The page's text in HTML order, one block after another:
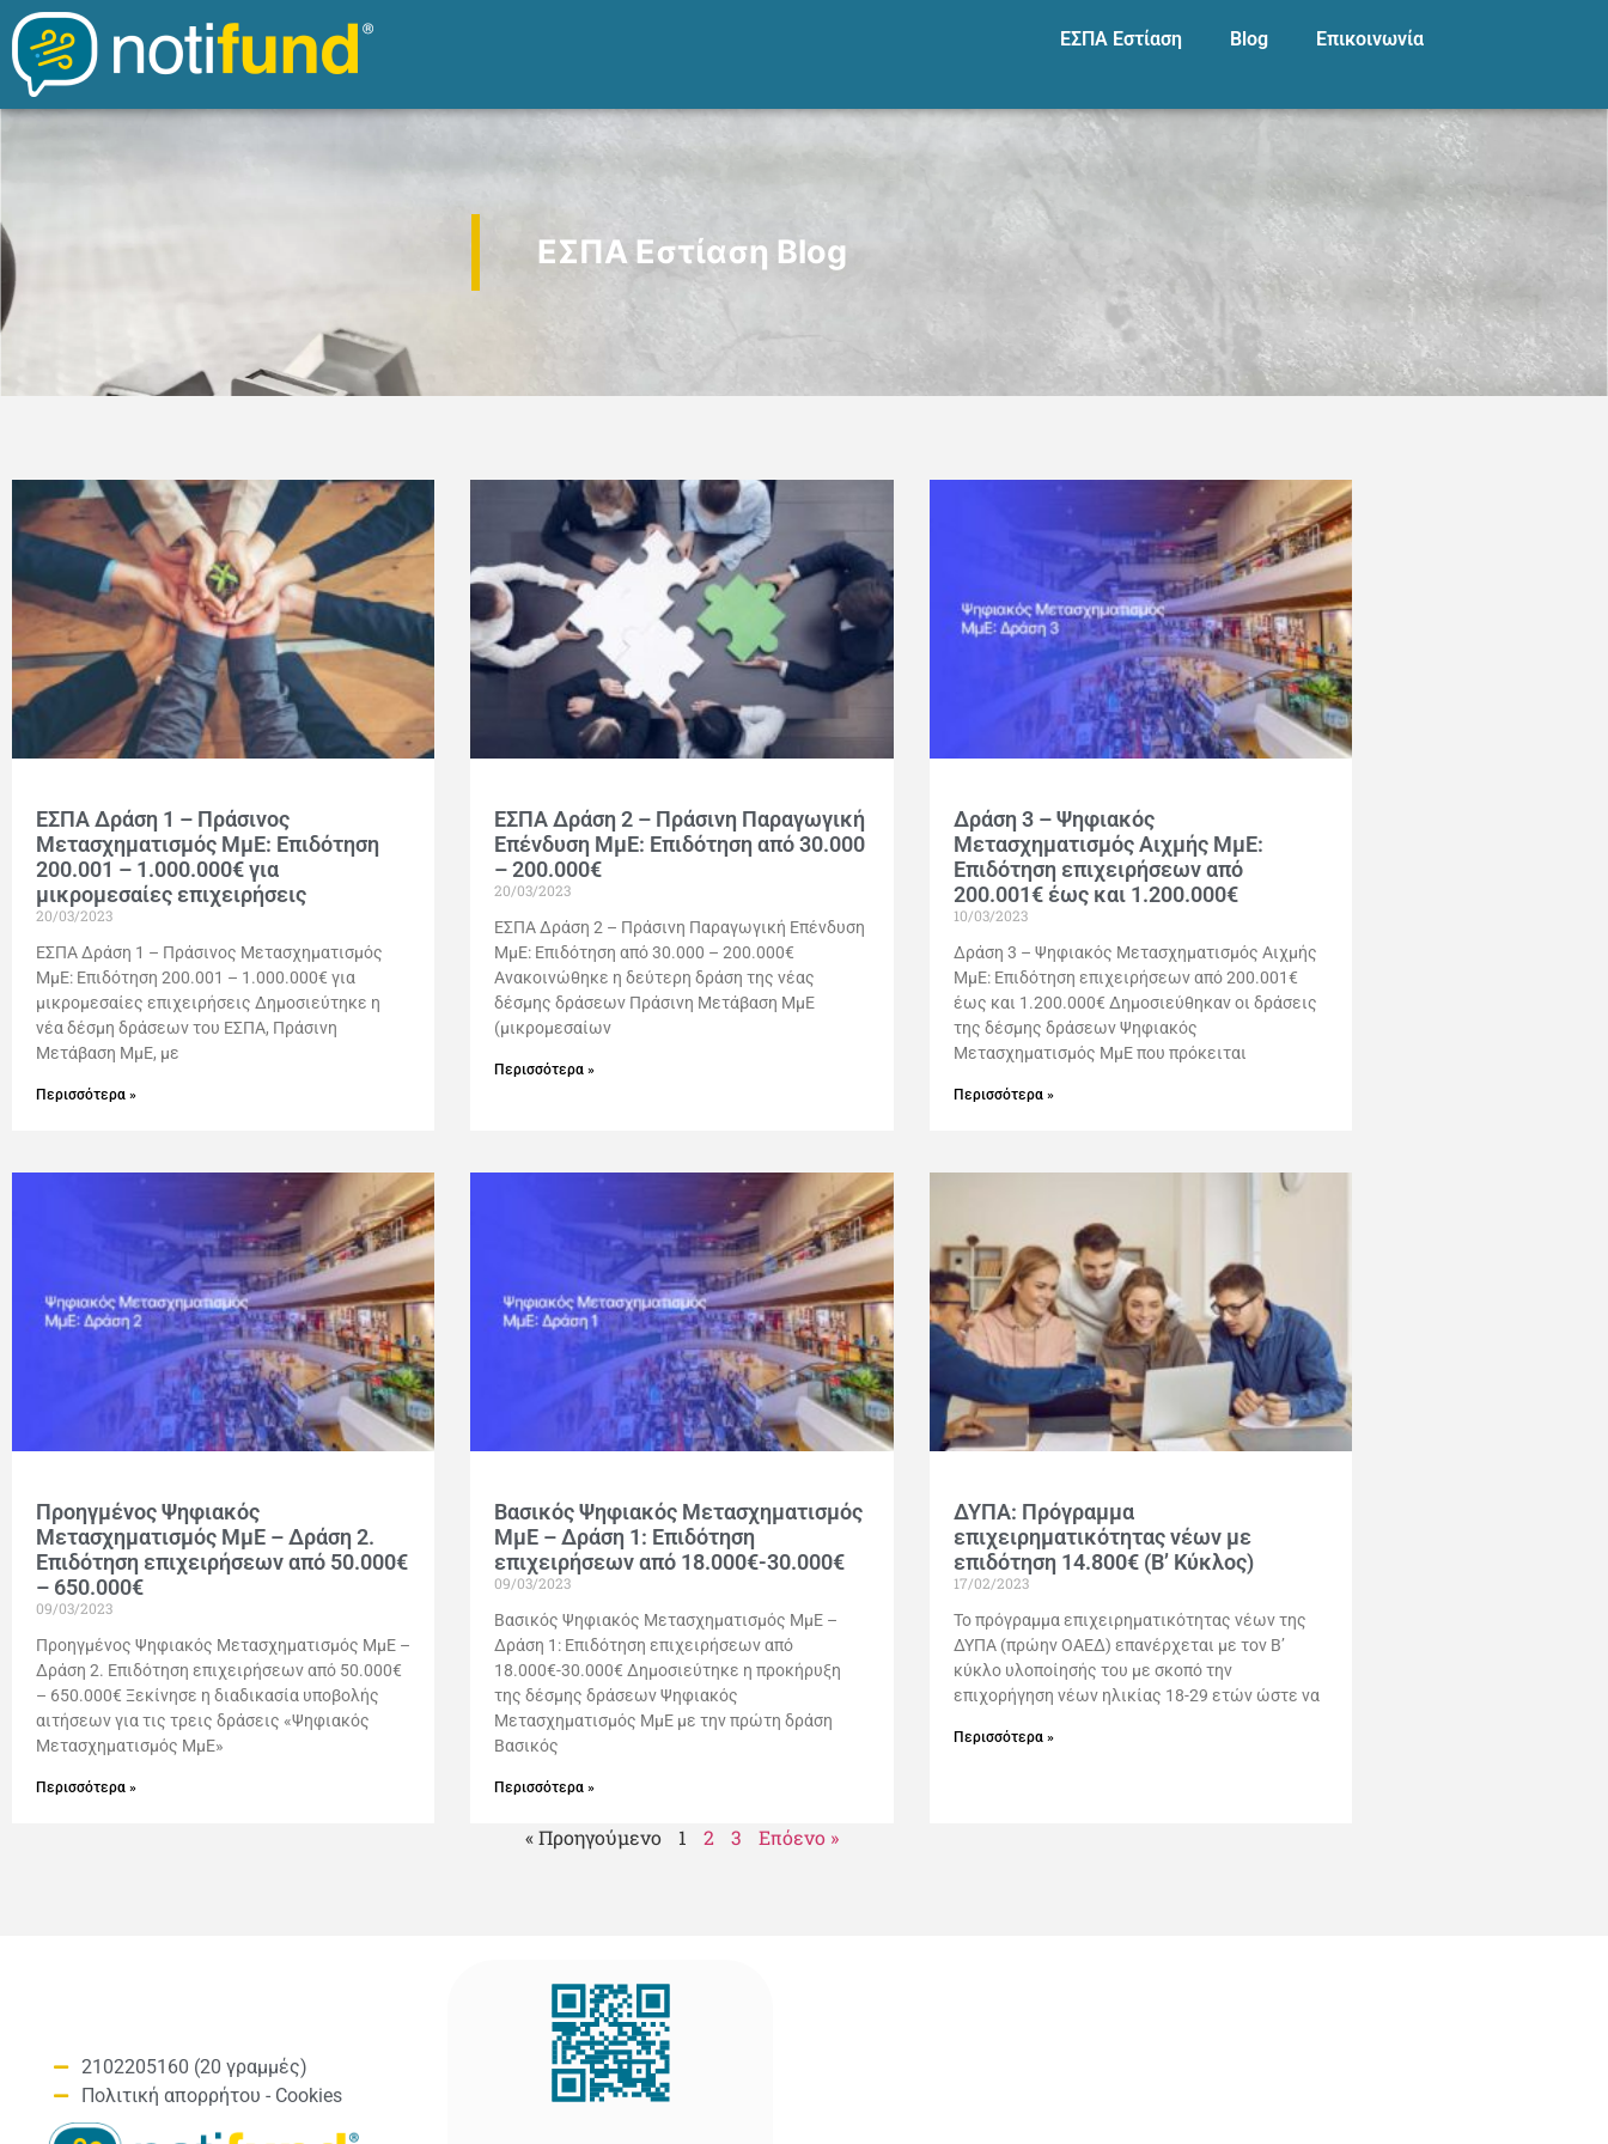
ΕΣΠΑ Εστίαση Blog Επικοινωνία
ΕΣΠΑ Εστίαση Blog
ΕΣΠΑ Δράση 1 – Πράσινος
Μετασχηματισμός ΜμΕ: Επιδότηση
200.001 – 1.000.000€ για
μικρομεσαίες επιχειρήσεις
20/03/2023
ΕΣΠΑ Δράση 1 – Πράσινος Μετασχηματισμός
ΜμΕ: Επιδότηση 200.001 – 1.000.000€ για
μικρομεσαίες επιχειρήσεις Δημοσιεύτηκε η
νέα δέσμη δράσεων του ΕΣΠΑ, Πράσινη
Μετάβαση ΜμΕ, με
Περισσότερα »
ΕΣΠΑ Δράση 2 – Πράσινη Παραγωγική
Επένδυση ΜμΕ: Επιδότηση από 30.000
– 200.000€
20/03/2023
ΕΣΠΑ Δράση 2 – Πράσινη Παραγωγική Επένδυση
ΜμΕ: Επιδότηση από 30.000 – 200.000€
Ανακοινώθηκε η δεύτερη δράση της νέας
δέσμης δράσεων Πράσινη Μετάβαση ΜμΕ
(μικρομεσαίων
Περισσότερα »
Δράση 3 – Ψηφιακός
Μετασχηματισμός Αιχμής ΜμΕ:
Επιδότηση επιχειρήσεων από
200.001€ έως και 1.200.000€
10/03/2023
Δράση 3 – Ψηφιακός Μετασχηματισμός Αιχμής
ΜμΕ: Επιδότηση επιχειρήσεων από 200.001€
έως και 1.200.000€ Δημοσιεύθηκαν οι δράσεις
της δέσμης δράσεων Ψηφιακός
Μετασχηματισμός ΜμΕ που πρόκειται
Περισσότερα »
Προηγμένος Ψηφιακός
Μετασχηματισμός ΜμΕ – Δράση 2.
Επιδότηση επιχειρήσεων από 50.000€
– 650.000€
09/03/2023
Προηγμένος Ψηφιακός Μετασχηματισμός ΜμΕ –
Δράση 2. Επιδότηση επιχειρήσεων από 50.000€
– 650.000€ Ξεκίνησε η διαδικασία υποβολής
αιτήσεων για τις τρεις δράσεις «Ψηφιακός
Μετασχηματισμός ΜμΕ»
Περισσότερα »
Βασικός Ψηφιακός Μετασχηματισμός
ΜμΕ – Δράση 1: Επιδότηση
επιχειρήσεων από 18.000€-30.000€
09/03/2023
Βασικός Ψηφιακός Μετασχηματισμός ΜμΕ –
Δράση 1: Επιδότηση επιχειρήσεων από
18.000€-30.000€ Δημοσιεύτηκε η προκήρυξη
της δέσμης δράσεων Ψηφιακός
Μετασχηματισμός ΜμΕ με την πρώτη δράση
Βασικός
Περισσότερα »
ΔΥΠΑ: Πρόγραμμα
επιχειρηματικότητας νέων με
επιδότηση 14.800€ (Β’ Κύκλος)
17/02/2023
Το πρόγραμμα επιχειρηματικότητας νέων της
ΔΥΠΑ (πρώην ΟΑΕΔ) επανέρχεται με τον Β’
κύκλο υλοποίησής του με σκοπό την
επιχορήγηση νέων ηλικίας 18-29 ετών ώστε να
Περισσότερα »
« Προηγούμενο 1 2 3 Επόενο »
2102205160 (20 γραμμές)
Πολιτική απορρήτου - Cookies